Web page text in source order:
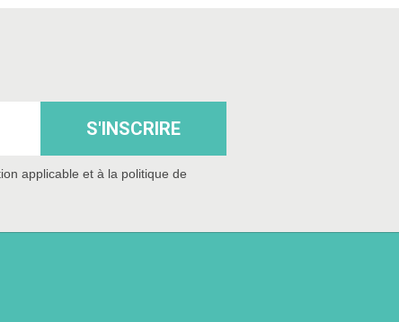
S'INSCRIRE
applicable et à la politique de